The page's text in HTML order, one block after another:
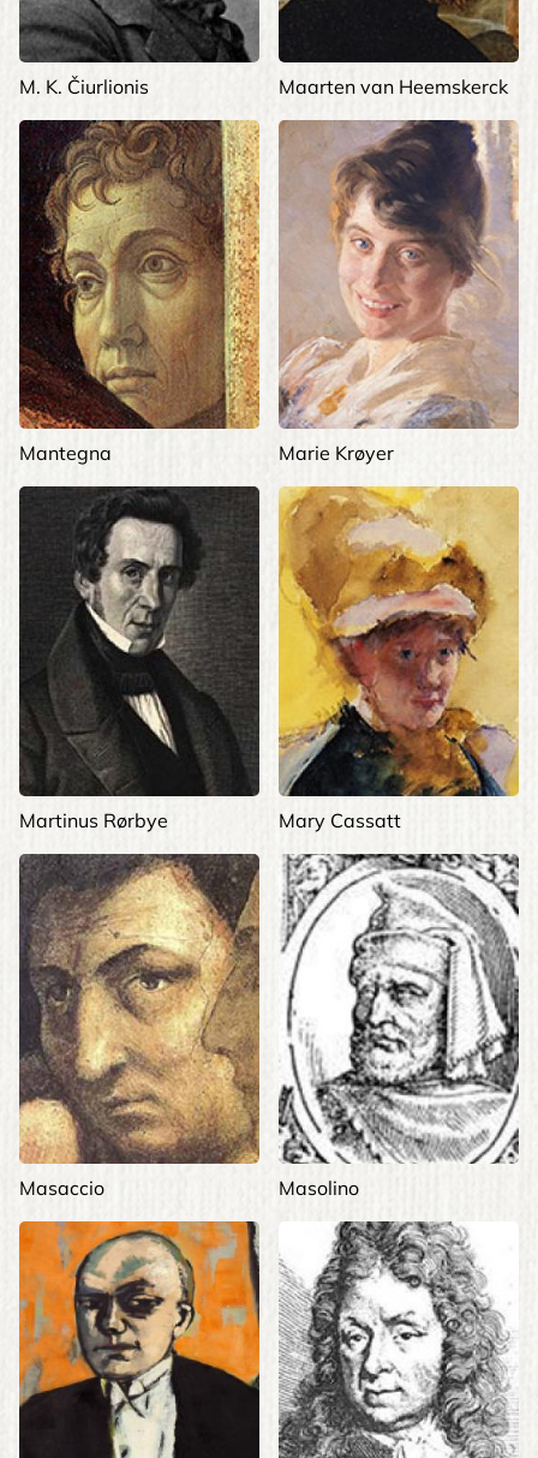
M. K. Čiurlionis Maarten van Heemskerck
Mantegna Marie Krøyer
Martinus Rørbye Mary Cassatt
Masaccio Masolino